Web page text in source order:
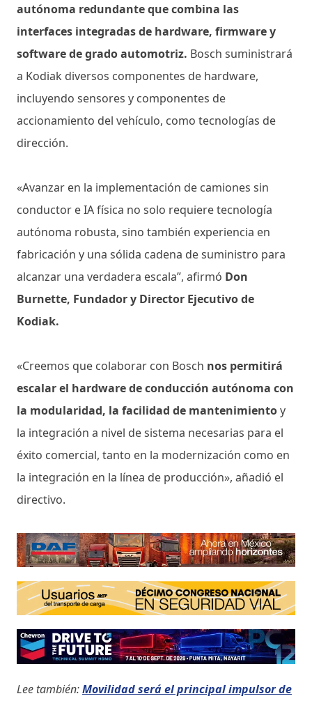
autónoma redundante que combina las
interfaces integradas de hardware, firmware y
software de grado automotriz. Bosch suministrará
a Kodiak diversos componentes de hardware,
incluyendo sensores y componentes de
accionamiento del vehículo, como tecnologías de
dirección.
«Avanzar en la implementación de camiones sin
conductor e IA física no solo requiere tecnología
autónoma robusta, sino también experiencia en
fabricación y una sólida cadena de suministro para
alcanzar una verdadera escala”, afirmó Don
Burnette, Fundador y Director Ejecutivo de
Kodiak.
«Creemos que colaborar con Bosch nos permitirá
escalar el hardware de conducción autónoma con
la modularidad, la facilidad de mantenimientoy
la integración a nivel de sistema necesarias para el
éxito comercial, tanto en la modernización como en
la integración en la línea de producción», añadió el
directivo.
Lee también:Movilidad será el principal impulsor de